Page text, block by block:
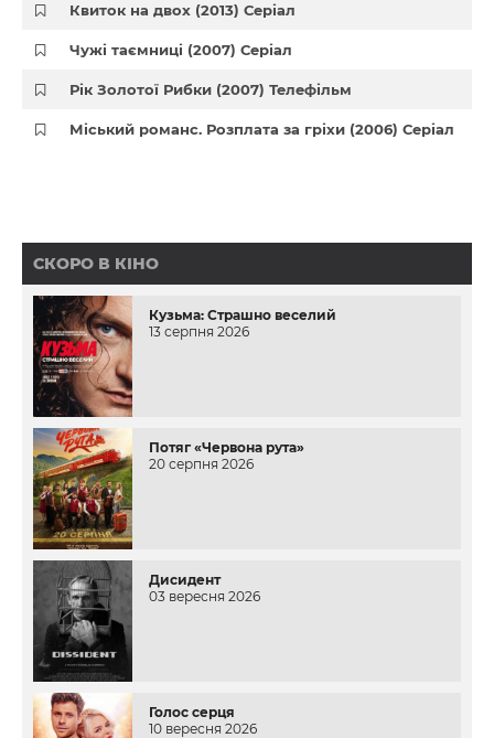
Квиток на двох (2013) Серіал
Чужі таємниці (2007) Серіал
Рік Золотої Рибки (2007) Телефільм
Міський романс. Розплата за гріхи (2006) Серіал
СКОРО В КІНО
Кузьма: Страшно веселий
13 серпня 2026
Потяг «Червона рута»
20 серпня 2026
Дисидент
03 вересня 2026
Голос серця
10 вересня 2026